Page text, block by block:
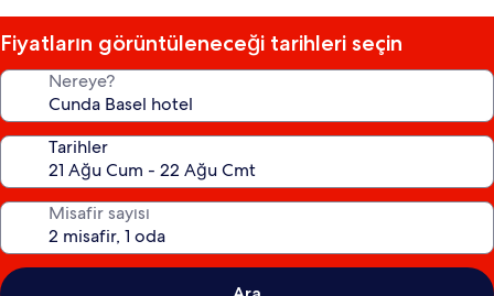
yeri
Fiyatların görüntüleneceği tarihleri seçin
Nereye?
Tarihler
Misafir sayısı